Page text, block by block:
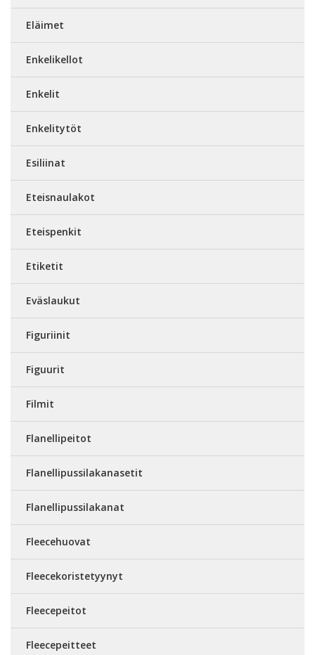
Eläimet
Enkelikellot
Enkelit
Enkelitytöt
Esiliinat
Eteisnaulakot
Eteispenkit
Etiketit
Eväslaukut
Figuriinit
Figuurit
Filmit
Flanellipeitot
Flanellipussilakanasetit
Flanellipussilakanat
Fleecehuovat
Fleecekoristetyynyt
Fleecepeitot
Fleecepeitteet